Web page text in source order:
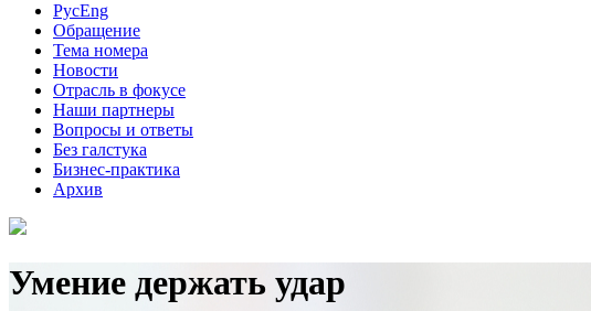
РусEng
Обращение
Тема номера
Новости
Отрасль в фокусе
Наши партнеры
Вопросы и ответы
Без галстука
Бизнес-практика
Архив
Умение держать удар